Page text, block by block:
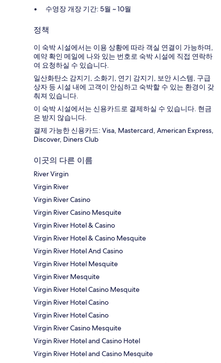
수영장 개장 기간: 5월 ~ 10월
정책
이 숙박 시설에서는 이용 상황에 따라 객실 연결이 가능하며,
예약 확인 메일에 나와 있는 번호로 숙박 시설에 직접 연락하
여 요청하실 수 있습니다.
일산화탄소 감지기, 소화기, 연기 감지기, 보안 시스템, 구급
상자 등 시설 내에 고객이 안심하고 숙박할 수 있는 환경이 갖
춰져 있습니다.
이 숙박 시설에서는 신용카드로 결제하실 수 있습니다. 현금
은 받지 않습니다.
결제 가능한 신용카드: Visa, Mastercard, American Express,
Discover, Diners Club
이곳의 다른 이름
River Virgin
Virgin River
Virgin River Casino
Virgin River Casino Mesquite
Virgin River Hotel & Casino
Virgin River Hotel & Casino Mesquite
Virgin River Hotel And Casino
Virgin River Hotel Mesquite
Virgin River Mesquite
Virgin River Hotel Casino Mesquite
Virgin River Hotel Casino
Virgin River Hotel Casino
Virgin River Casino Mesquite
Virgin River Hotel and Casino Hotel
Virgin River Hotel and Casino Mesquite